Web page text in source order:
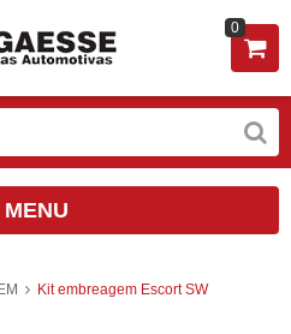
0
MENU
Kit embreagem Escort SW